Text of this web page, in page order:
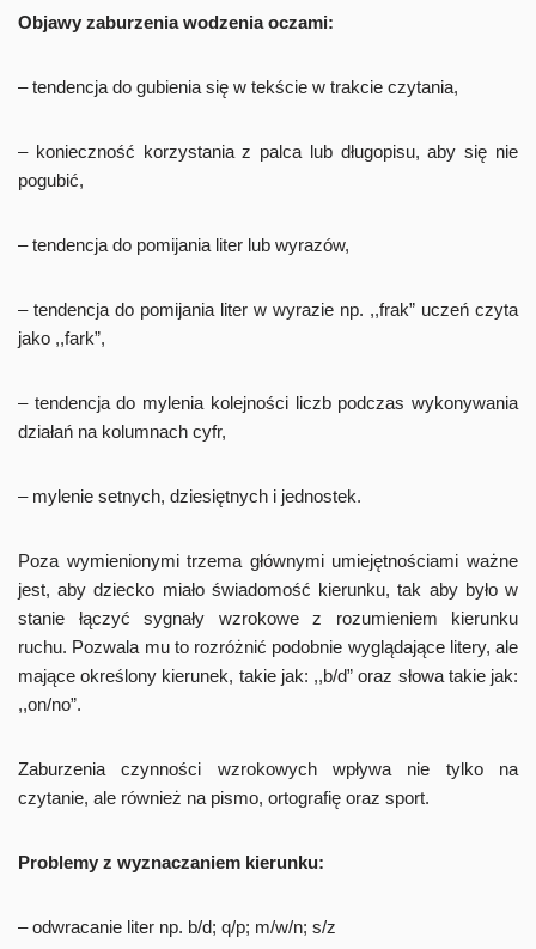
Objawy zaburzenia wodzenia oczami:
– tendencja do gubienia się w tekście w trakcie czytania,
– konieczność korzystania z palca lub długopisu, aby się nie
pogubić,
– tendencja do pomijania liter lub wyrazów,
– tendencja do pomijania liter w wyrazie np. ,,frak” uczeń czyta
jako ,,fark”,
– tendencja do mylenia kolejności liczb podczas wykonywania
działań na kolumnach cyfr,
– mylenie setnych, dziesiętnych i jednostek.
Poza wymienionymi trzema głównymi umiejętnościami ważne
jest, aby dziecko miało świadomość kierunku, tak aby było w
stanie łączyć sygnały wzrokowe z rozumieniem kierunku
ruchu. Pozwala mu to rozróżnić podobnie wyglądające litery, ale
mające określony kierunek, takie jak: ,,b/d” oraz słowa takie jak:
,,on/no”.
Zaburzenia czynności wzrokowych wpływa nie tylko na
czytanie, ale również na pismo, ortografię oraz sport.
Problemy z wyznaczaniem kierunku:
– odwracanie liter np. b/d; q/p; m/w/n; s/z